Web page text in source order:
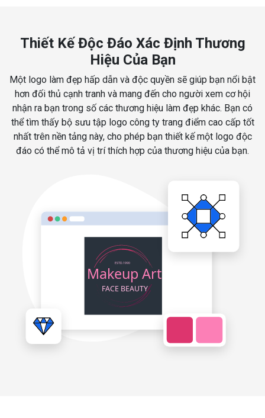
Thiết Kế Độc Đáo Xác Định Thương
Hiệu Của Bạn
Một logo làm đẹp hấp dẫn và độc quyền sẽ giúp bạn nổi bật
hơn đối thủ cạnh tranh và mang đến cho người xem cơ hội
nhận ra bạn trong số các thương hiệu làm đẹp khác. Bạn có
thể tìm thấy bộ sưu tập logo công ty trang điểm cao cấp tốt
nhất trên nền tảng này, cho phép bạn thiết kế một logo độc
đáo có thể mô tả vị trí thích hợp của thương hiệu của bạn.